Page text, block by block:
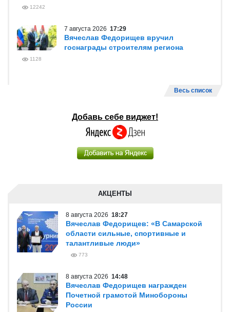
12242
7 августа 2026 17:29
Вячеслав Федорищев вручил
госнаграды строителям региона
1128
Весь список
Добавь себе виджет!
АКЦЕНТЫ
8 августа 2026 18:27
Вячеслав Федорищев: «В Самарской
области сильные, спортивные и
талантливые люди»
773
8 августа 2026 14:48
Вячеслав Федорищев награжден
Почетной грамотой Минобороны
России